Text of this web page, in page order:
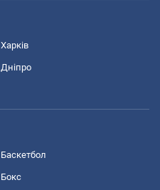
Харків
Дніпро
Баскетбол
Бокс